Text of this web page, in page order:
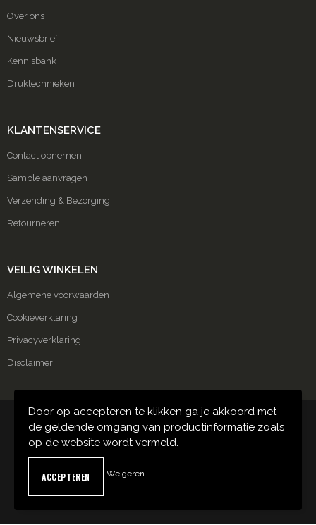
Over ons
Nieuwsbrief
Kennisbank
Druktechnieken
KLANTENSERVICE
Contact opnemen
Sample aanvragen
Verzending & Bezorging
Retourneren
VEILIG WINKELEN
Algemene voorwaarden
Cookieverklaring
Privacyverklaring
Disclaimer
© Copyright Carmako 2024
Door op accepteren te klikken ga je akkoord met
de geldende omgang van productinformatie zoals
op de website wordt vermeld.
Weigeren